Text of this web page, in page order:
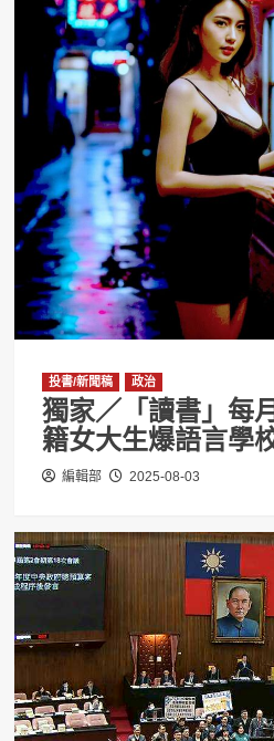
投書/新聞稿 政治
獨家／「讀書」每
籍女大生爆語言學
編輯部 2025-08-03